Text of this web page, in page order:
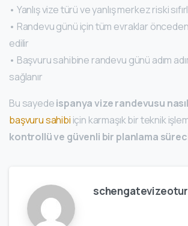
• Yanlış vize türü ve yanlış merkez riski
• Randevu günü için tüm evraklar
edilir
• Başvuru sahibine randevu günü adım
sağlanır
Bu sayedeispanya vize randevusu nasıl
başvuru sahibi için karmaşık bir teknik
kontrollü ve güvenli bir planlama